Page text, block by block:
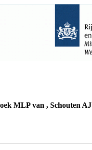
MLP van , Schouten AJ